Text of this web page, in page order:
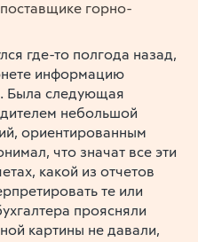
горно-
где-то полгода назад,
информацию
Была следующая
небольшой
ориентированным
что значат все эти
какой из отчетов
те или
проясняли
картины не давали,